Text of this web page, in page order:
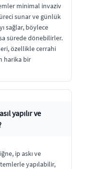
minimal invaziv
sunar ve günlük
sağlar, böylece
sürede dönebilirler.
özellikle cerrahi
harika bir
yapılır ve
ip askı ve
yapılabilir,